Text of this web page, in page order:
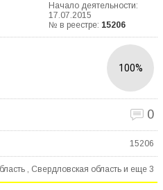
Начало деятельности:
17.07.2015
№ в реестре: 15206
100%
0
15206
, Свердловская область и еще 3